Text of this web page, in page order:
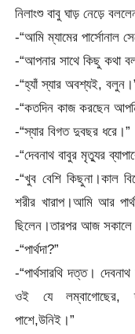
নিলাংশু বাবু ঘাড় নেড়ে
-“আমি ম্যামের পার্সোনাল
-“আপনার সাথে কিছু কথা
-“হ্যাঁ স্যার অবশ্যই,
-“কতদিন কাজ করছেন
-“স্যার বিগত দুবছর ধরে।”
-“দেবনাথ বাবুর মৃত্যুর
-“খুব বেশি কিছুনা।কাল
শরীর খারাপ।আমি আর
ছিলেন।তারপর আজ সকালে
-“পার্থদা?”
-“পার্থসারথি দত্ত।
ওই যে লম্বাগোছের,
পাশে,উনিই।”